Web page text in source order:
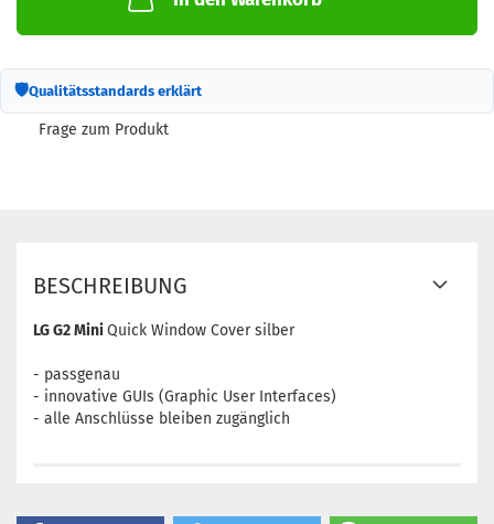
🛡Qualitätsstandards erklärt
Frage zum Produkt
BESCHREIBUNG
LG G2 MiniQuick Window Cover silber
- passgenau
- innovative GUIs (Graphic User Interfaces)
- alle Anschlüsse bleiben zugänglich